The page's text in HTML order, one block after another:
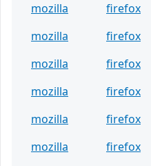
mozilla
firefox
mozilla
firefox
mozilla
firefox
mozilla
firefox
mozilla
firefox
mozilla
firefox